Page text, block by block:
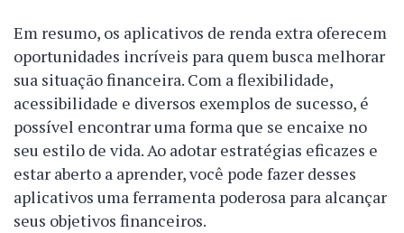
Em resumo, os aplicativos de renda extra oferecem
oportunidades incríveis para quem busca melhorar
sua situação financeira. Com a flexibilidade,
acessibilidade e diversos exemplos de sucesso, é
possível encontrar uma forma que se encaixe no
seu estilo de vida. Ao adotar estratégias eficazes e
estar aberto a aprender, você pode fazer desses
aplicativos uma ferramenta poderosa para alcançar
seus objetivos financeiros.